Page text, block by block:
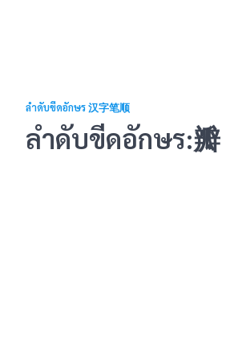
ลำดับขีดอักษร 汉字笔顺
ลำดับขีดอักษร:瓣